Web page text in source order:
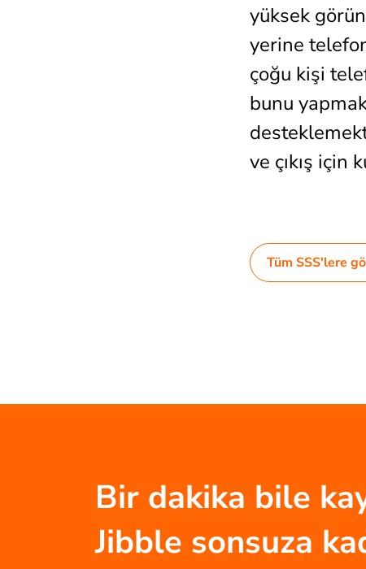
yüksek
yerine
çoğu kişi
bunu
ve çıkış için
Tüm SSS'lere
Bir dakika bile
Jibble sonsuza